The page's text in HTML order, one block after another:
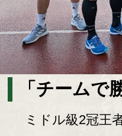
「チームで
ミドル級2冠王